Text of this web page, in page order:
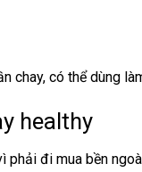
chay, có thể dùng
healthy
đi mua bền